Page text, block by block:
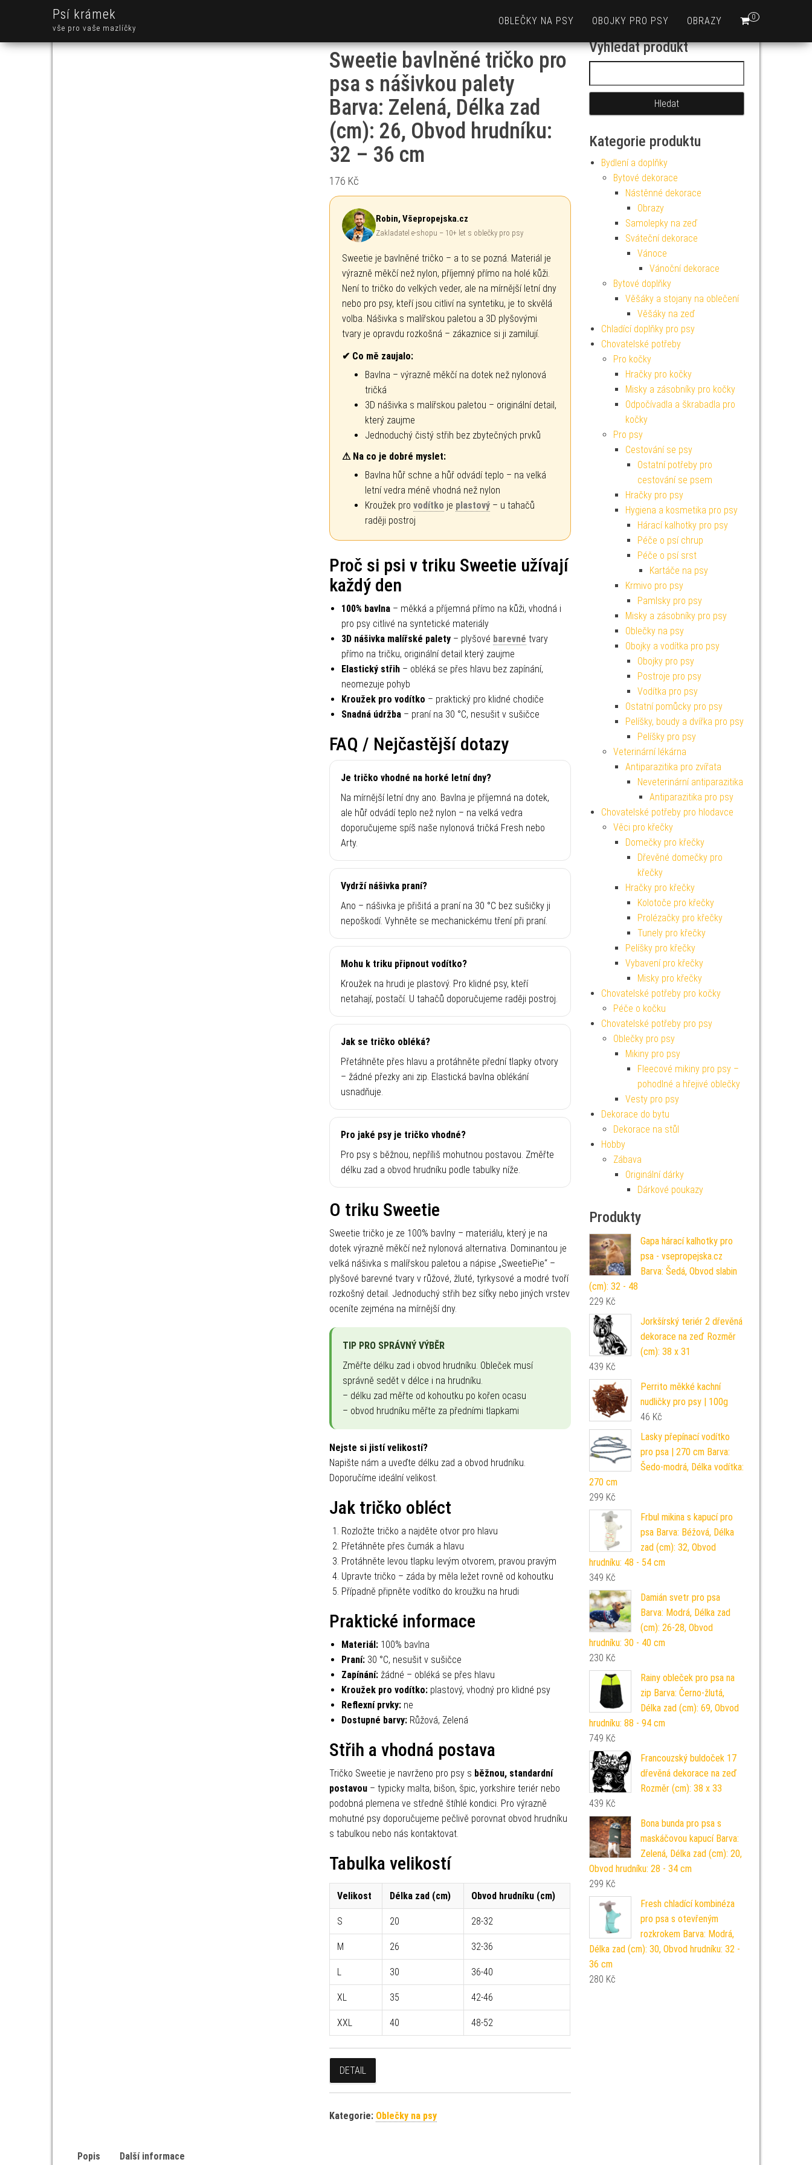
Psí krámek
vše pro vaše mazlíčky
0
OBLEČKY NA PSY OBOJKY PRO PSY OBRAZY
Sweetie bavlněné tričko pro
psa s nášivkou palety
Barva: Zelená, Délka zad
(cm): 26, Obvod hrudníku:
32 – 36 cm
176 Kč
Robin, Všepropejska.cz
Zakladatel e-shopu – 10+ let s oblečky pro psy
Sweetie je bavlněné tričko – a to se pozná. Materiál je
výrazně měkčí než nylon, příjemný přímo na holé kůži.
Není to tričko do velkých veder, ale na mírnější letní dny
nebo pro psy, kteří jsou citliví na syntetiku, je to skvělá
volba. Nášivka s malířskou paletou a 3D plyšovými
tvary je opravdu rozkošná – zákaznice si ji zamilují.
✔ Co mě zaujalo:
Bavlna – výrazně měkčí na dotek než nylonová
tričká
3D nášivka s malířskou paletou – originální detail,
který zaujme
Jednoduchý čistý střih bez zbytečných prvků
⚠ Na co je dobré myslet:
Bavlna hůř schne a hůř odvádí teplo – na velká
letní vedra méně vhodná než nylon
Kroužek pro vodítko je plastový– u tahačů
raději postroj
Proč si psi v triku Sweetie užívají
každý den
100% bavlna– měkká a příjemná přímo na kůži, vhodná i
pro psy citlivé na syntetické materiály
3D nášivka malířské palety– plyšové barevné tvary
přímo na tričku, originální detail který zaujme
Elastický střih– obléká se přes hlavu bez zapínání,
neomezuje pohyb
Kroužek pro vodítko – praktický pro klidné chodiče
Snadná údržba– praní na 30 °C, nesušit v sušičce
FAQ / Nejčastější dotazy
Je tričko vhodné na horké letní dny?
Na mírnější letní dny ano. Bavlna je příjemná na dotek,
ale hůř odvádí teplo než nylon – na velká vedra
doporučujeme spíš naše nylonová tričká Fresh nebo
Arty.
Vydrží nášivka praní?
Ano – nášivka je přišitá a praní na 30 °C bez sušičky ji
nepoškodí. Vyhněte se mechanickému tření při praní.
Mohu k triku připnout vodítko?
Kroužek na hrudi je plastový. Pro klidné psy, kteří
netahají, postačí. U tahačů doporučujeme raději postroj.
Jak se tričko obléká?
Přetáhněte přes hlavu a protáhněte přední tlapky otvory
– žádné přezky ani zip. Elastická bavlna oblékání
usnadňuje.
Pro jaké psy je tričko vhodné?
Pro psy s běžnou, nepříliš mohutnou postavou. Změřte
délku zad a obvod hrudníku podle tabulky níže.
O triku Sweetie
Sweetie tričko je ze 100% bavlny – materiálu, který je na
dotek výrazně měkčí než nylonová alternativa. Dominantou je
velká nášivka s malířskou paletou a nápise „SweetiePie“ –
plyšové barevné tvary v růžové, žluté, tyrkysové a modré tvoří
rozkošný detail. Jednoduchý střih bez síťky nebo jiných vrstev
oceníte zejména na mírnější dny.
TIP PRO SPRÁVNÝ VÝBĚR
Změřte délku zad i obvod hrudníku. Obleček musí
správně sedět v délce i na hrudníku.
– délku zad měřte od kohoutku po kořen ocasu
– obvod hrudníku měřte za předními tlapkami
Nejste si jistí velikostí?
Napište nám a uveďte délku zad a obvod hrudníku.
Doporučíme ideální velikost.
Jak tričko obléct
Rozložte tričko a najděte otvor pro hlavu
Přetáhněte přes čumák a hlavu
Protáhněte levou tlapku levým otvorem, pravou pravým
Upravte tričko – záda by měla ležet rovně od kohoutku
Případně připněte vodítko do kroužku na hrudi
Praktické informace
Materiál:100% bavlna
Praní:30 °C, nesušit v sušičce
Zapínání:žádné – obléká se přes hlavu
Kroužek pro vodítko:plastový, vhodný pro klidné psy
Reflexní prvky:ne
Dostupné barvy:Růžová, Zelená
Střih a vhodná postava
Tričko Sweetie je navrženo pro psy s běžnou, standardní
postavou– typicky malta, bišon, špic, yorkshire teriér nebo
podobná plemena ve středně štíhlé kondici. Pro výrazně
mohutné psy doporučujeme pečlivě porovnat obvod hrudníku
s tabulkou nebo nás kontaktovat.
Tabulka velikostí
Velikost Délka zad (cm) Obvod hrudníku (cm)
S 20 28-32
M 26 32-36
L 30 36-40
XL 35 42-46
XXL 40 48-52
DETAIL
Kategorie: Oblečky na psy
Popis Další informace
Vyhledat produkt
Kategorie produktu
Bydlení a doplňky
Bytové dekorace
Nástěnné dekorace
Obrazy
Samolepky na zeď
Sváteční dekorace
Vánoce
Vánoční dekorace
Bytové doplňky
Věšáky a stojany na oblečení
Věšáky na zeď
Chladící doplňky pro psy
Chovatelské potřeby
Pro kočky
Hračky pro kočky
Misky a zásobníky pro kočky
Odpočívadla a škrabadla pro
kočky
Pro psy
Cestování se psy
Ostatní potřeby pro
cestování se psem
Hračky pro psy
Hygiena a kosmetika pro psy
Hárací kalhotky pro psy
Péče o psí chrup
Péče o psí srst
Kartáče na psy
Krmivo pro psy
Pamlsky pro psy
Misky a zásobníky pro psy
Oblečky na psy
Obojky a vodítka pro psy
Obojky pro psy
Postroje pro psy
Vodítka pro psy
Ostatní pomůcky pro psy
Pelíšky, boudy a dvířka pro psy
Pelíšky pro psy
Veterinární lékárna
Antiparazitika pro zvířata
Neveterinární antiparazitika
Antiparazitika pro psy
Chovatelské potřeby pro hlodavce
Věci pro křečky
Domečky pro křečky
Dřevěné domečky pro
křečky
Hračky pro křečky
Kolotoče pro křečky
Prolézačky pro křečky
Tunely pro křečky
Pelíšky pro křečky
Vybavení pro křečky
Misky pro křečky
Chovatelské potřeby pro kočky
Péče o kočku
Chovatelské potřeby pro psy
Oblečky pro psy
Mikiny pro psy
Fleecové mikiny pro psy –
pohodlné a hřejivé oblečky
Vesty pro psy
Dekorace do bytu
Dekorace na stůl
Hobby
Zábava
Originální dárky
Dárkové poukazy
Produkty
Gapa hárací kalhotky pro
psa - vsepropejska.cz
Barva: Šedá, Obvod slabin
(cm): 32 - 48
229 Kč
Jorkšírský teriér 2 dřevěná
dekorace na zeď Rozměr
(cm): 38 x 31
439 Kč
Perrito měkké kachní
nudličky pro psy | 100g
46 Kč
Lasky přepínací vodítko
pro psa | 270 cm Barva:
Šedo-modrá, Délka vodítka:
270 cm
299 Kč
Frbul mikina s kapucí pro
psa Barva: Béžová, Délka
zad (cm): 32, Obvod
hrudníku: 48 - 54 cm
349 Kč
Damián svetr pro psa
Barva: Modrá, Délka zad
(cm): 26-28, Obvod
hrudníku: 30 - 40 cm
230 Kč
Rainy obleček pro psa na
zip Barva: Černo-žlutá,
Délka zad (cm): 69, Obvod
hrudníku: 88 - 94 cm
749 Kč
Francouzský buldoček 17
dřevěná dekorace na zeď
Rozměr (cm): 38 x 33
439 Kč
Bona bunda pro psa s
maskáčovou kapucí Barva:
Zelená, Délka zad (cm): 20,
Obvod hrudníku: 28 - 34 cm
299 Kč
Fresh chladící kombinéza
pro psa s otevřeným
rozkrokem Barva: Modrá,
Délka zad (cm): 30, Obvod hrudníku: 32 -
36 cm
280 Kč